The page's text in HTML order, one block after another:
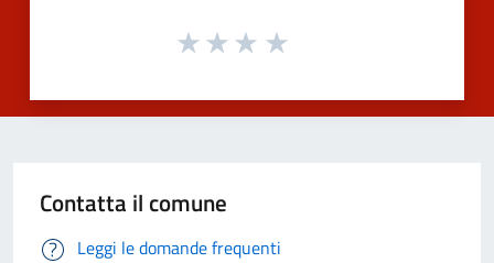
Contatta il comune
Leggi le domande frequenti